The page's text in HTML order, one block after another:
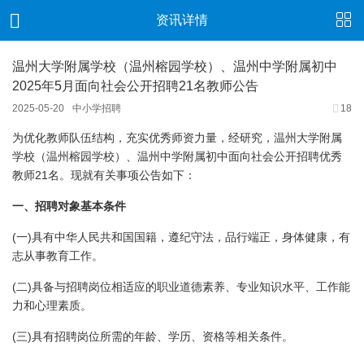
资讯详情
温州大学附属学校（温州榕园学校）、温州中学附属初中
2025年5月面向社会公开招聘21名教师公告
2025-05-20 中小学招聘 18
为优化教师队伍结构，充实优秀师资力量，经研究，温州大学附属
学校（温州榕园学校）、温州中学附属初中面向社会公开招聘优秀
教师21 名。现就有关事项公告如下：
一、招聘对象基本条件
(一)具有中华人民共和国国籍，遵纪守法，品行端正，身体健康，有
志从事教育工作。
(二)具备与招聘岗位相适应的职业道德素养、专业知识水平、工作能
力和心理素质。
(三)具有招聘岗位所需的年龄、学历、资格等相关条件。